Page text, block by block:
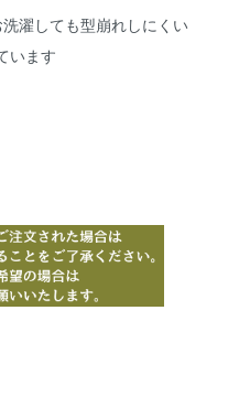
濯しても型崩れしにくい
います